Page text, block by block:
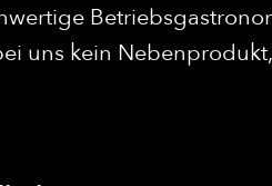
uns kein